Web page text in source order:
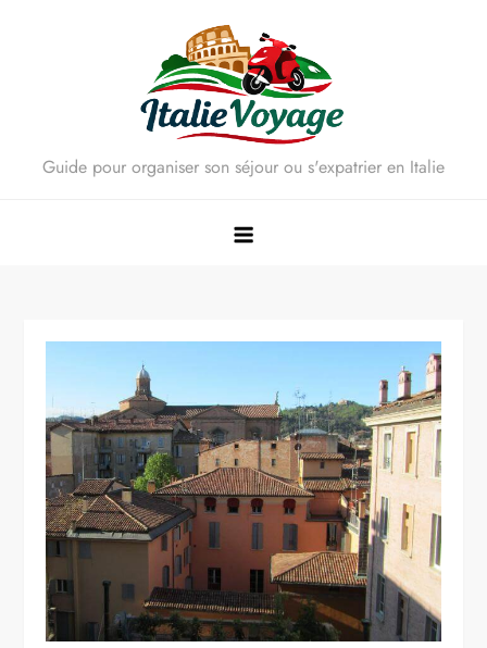
Guide pour organiser son séjour ou s'expatrier en Italie